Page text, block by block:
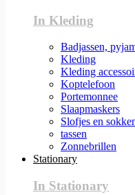
In Kleding
Badjassen,
Kleding
Kleding
Koptelefoon
Portemonnee
Slaapmaskers
Slofjes en
tassen
Zonnebrillen
Stationary
In Stationary